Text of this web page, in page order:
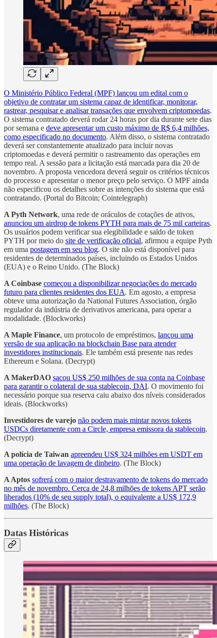
O Ministério Público Federal (MPF) lançou um edital com o
objetivo de contratar um sistema capaz de identificar, monitorar,
rastrear, pesquisar e analisar transações que envolvem criptomoedas.
O sistema contratado deverá rodar 24 horas por dia durante sete dias
por semana e deve apresentar um custo máximo de R$ 6,4 milhões,
como especificado no documento. Além disso, o sistema contratado
deverá ser constantemente atualizado para incluir novas
criptomoedas e deverá permitir o rastreamento das operações em
tempo real. A sessão para a licitação está marcada para dia 20 de
novembro. A proposta vencedora deverá seguir os critérios técnicos
do processo e apresentar o menor preço pelo serviço. O MPF ainda
não especificou os detalhes sobre as intenções do sistema que está
contratando. (Portal do Bitcoin; Cointelegraph)
A Pyth Network, uma rede de oráculos de cotações de ativos,
anunciou um airdrop de tokens PYTH para mais de 75 mil carteiras.
Os usuários podem verificar sua elegibilidade e saldo de token
PYTH por meio do site de verificação oficial, afirmou a equipe Pyth
em uma postagem em seu blog. O site não está disponível para
residentes de determinados países, incluindo os Estados Unidos
(EUA) e o Reino Unido. (The Block)
A Coinbase começou a disponibilizar negociações do mercado
futuro para clientes residentes dos EUA. Em agosto, a empresa
obteve uma autorização da National Futures Association, órgão
regulador da indústria de derivativos americana, para operar a
modalidade. (Blockworks)
A Maple Finance, um protocolo de empréstimos, lançou uma
versão de sua aplicação na blockchain Base para atender
investidores institucionais. Ele também está presente nas redes
Ethereum e Solana. (Decrypt)
A MakerDAO sacou US$ 250 milhões de sua conta na Coinbase
para garantir o colateral de sua stablecoin, DAI. O movimento foi
necessário porque sua reserva caiu abaixo dos níveis considerados
ideais. (Blockworks)
Investidores de varejo não podem mais mintar novos tokens
USDCs diretamente com a Circle, empresa emissora da stablecoin.
(Decrypt)
A polícia de Taiwan apreendeu US$ 324 milhões em USDT em
uma operação de lavagem de dinheiro. (The Block)
A Aptos sofrerá com o maior destravamento de tokens do mercado
no mês de novembro. Cerca de 24,8 milhões de tokens APT serão
liberados (10% de seu supply total), o equivalente a US$ 172,9
milhões. (The Block)
Datas Históricas